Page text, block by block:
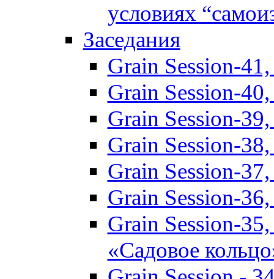
условиях
Заседания
Grain Session-
Grain Session-
Grain Session-
Grain Session-
Grain Session-
Grain Session-
Grain Session-
«Садовое